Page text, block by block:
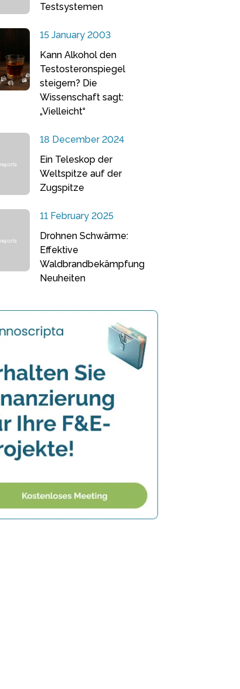
Testsystemen
15 January 2003
Kann Alkohol den
Testosteronspiegel
steigern? Die
Wissenschaft sagt:
„Vielleicht“
18 December 2024
Ein Teleskop der
Weltspitze auf der
Zugspitze
11 February 2025
Drohnen Schwärme:
Effektive
Waldbrandbekämpfung
Neuheiten